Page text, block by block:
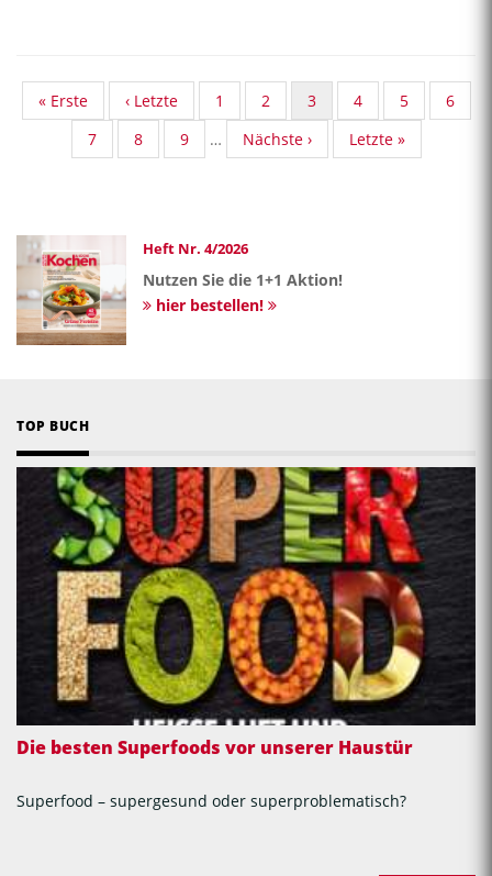
First
page
« Erste
Vorherige
Seite
‹ Letzte
Standard
Taxonomy
Seite
1
Standard
Taxonomy
Seite
2
Aktuelle
Seite
3
Standard
Taxonomy
Seite
4
Standard
Taxonomy
Seite
5
6
Standard
Taxonomy
7
Standard
Taxonomy
8
Standard
Taxonomy
9 …
Nächste
Seite
Nächste ›
Last
page
Letzte »
Heft Nr. 4/2026
Nutzen Sie die 1+1 Aktion!
hier bestellen!
TOP BUCH
Die besten Superfoods vor unserer Haustür
Superfood – supergesund oder superproblematisch?